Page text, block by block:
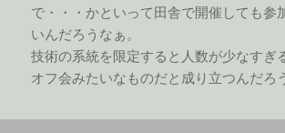
で・・・かといって田舎で開催しても参
いんだろうなぁ。
技術の系統を限定すると人数が少なすぎ
オフ会みたいなものだと成り立つんだろ